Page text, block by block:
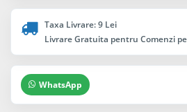
Taxa Livrare: 9 Lei
Livrare Gratuita pentru Comenzi
WhatsApp